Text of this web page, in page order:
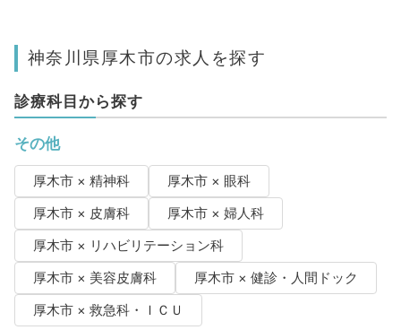
神奈川県厚木市の求人を探す
診療科目から探す
その他
厚木市 × 精神科
厚木市 × 眼科
厚木市 × 皮膚科
厚木市 × 婦人科
厚木市 × リハビリテーション科
厚木市 × 美容皮膚科
厚木市 × 健診・人間ドック
厚木市 × 救急科・ＩＣＵ